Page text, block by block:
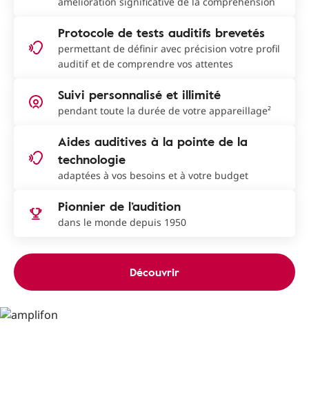
Protocole de tests auditifs brevetés
permettant de définir avec précision votre profil
auditif et de comprendre vos attentes
Suivi personnalisé et illimité
pendant toute la durée de votre appareillage²
Aides auditives à la pointe de la
technologie
adaptées à vos besoins et à votre budget
Pionnier de l’audition
dans le monde depuis 1950
Découvrir